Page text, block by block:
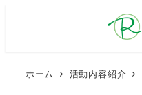
ホーム 活動内容紹介